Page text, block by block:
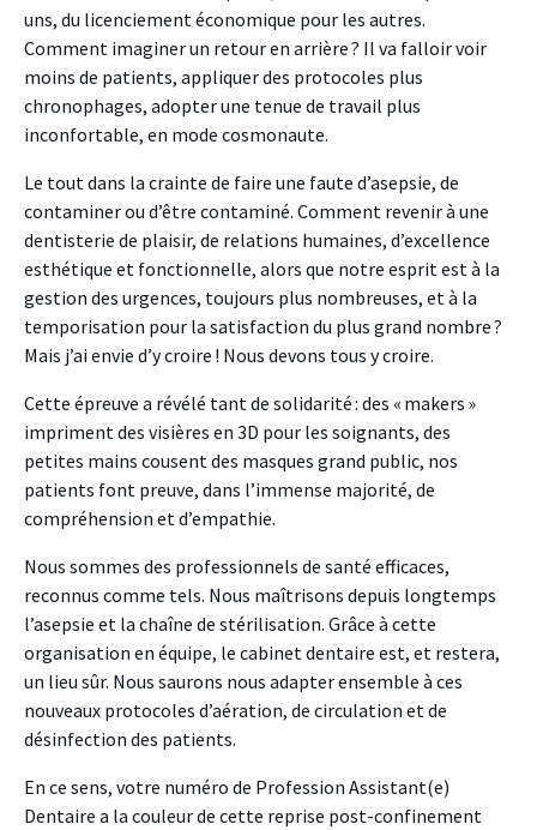
uns, du licenciement économique pour les autres.
Comment imaginer un retour en arrière ? Il va falloir voir
moins de patients, appliquer des protocoles plus
chronophages, adopter une tenue de travail plus
inconfortable, en mode cosmonaute.
Le tout dans la crainte de faire une faute d’asepsie, de
contaminer ou d’être contaminé. Comment revenir à une
dentisterie de plaisir, de relations humaines, d’excellence
esthétique et fonctionnelle, alors que notre esprit est à la
gestion des urgences, toujours plus nombreuses, et à la
temporisation pour la satisfaction du plus grand nombre ?
Mais j’ai envie d’y croire ! Nous devons tous y croire.
Cette épreuve a révélé tant de solidarité : des « makers »
impriment des visières en 3D pour les soignants, des
petites mains cousent des masques grand public, nos
patients font preuve, dans l’immense majorité, de
compréhension et d’empathie.
Nous sommes des professionnels de santé efficaces,
reconnus comme tels. Nous maîtrisons depuis longtemps
l’asepsie et la chaîne de stérilisation. Grâce à cette
organisation en équipe, le cabinet dentaire est, et restera,
un lieu sûr. Nous saurons nous adapter ensemble à ces
nouveaux protocoles d’aération, de circulation et de
désinfection des patients.
En ce sens, votre numéro de Profession Assistant(e)
Dentaire a la couleur de cette reprise post-confinement